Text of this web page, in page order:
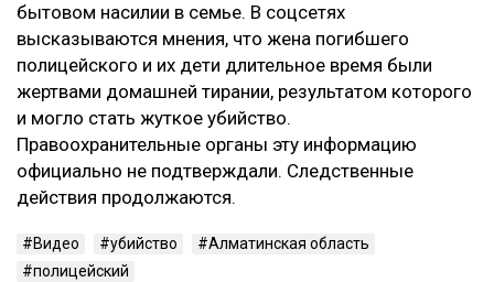
бытовом насилии в семье. В соцсетях
высказываются мнения, что жена погибшего
полицейского и их дети длительное время были
жертвами домашней тирании, результатом которого
и могло стать жуткое убийство.
Правоохранительные органы эту информацию
официально не подтверждали. Следственные
действия продолжаются.
Видео убийство
Алматинская область
полицейский